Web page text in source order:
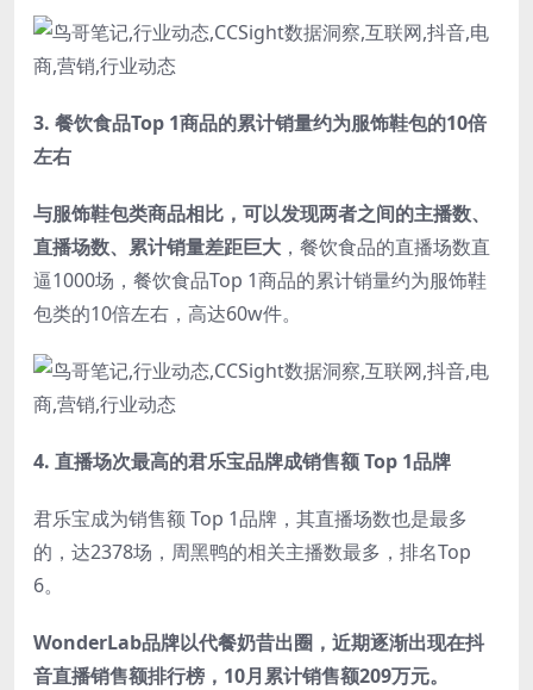
3. 餐饮食品Top 1商品的累计销量约为服饰鞋包的10倍
左右
与服饰鞋包类商品相比，可以发现两者之间的主播数、
直播场数、累计销量差距巨大 ，餐饮食品的直播场数直
逼1000场，餐饮食品Top 1商品的累计销量约为服饰鞋
包类的10倍左右，高达60w件。
4. 直播场次最高的君乐宝品牌成销售额 Top 1品牌
君乐宝成为销售额 Top 1品牌，其直播场数也是最多
的，达2378场，周黑鸭的相关主播数最多，排名Top
6。
WonderLab品牌以代餐奶昔出圈，近期逐渐出现在抖
音直播销售额排行榜，10月累计销售额209万元。